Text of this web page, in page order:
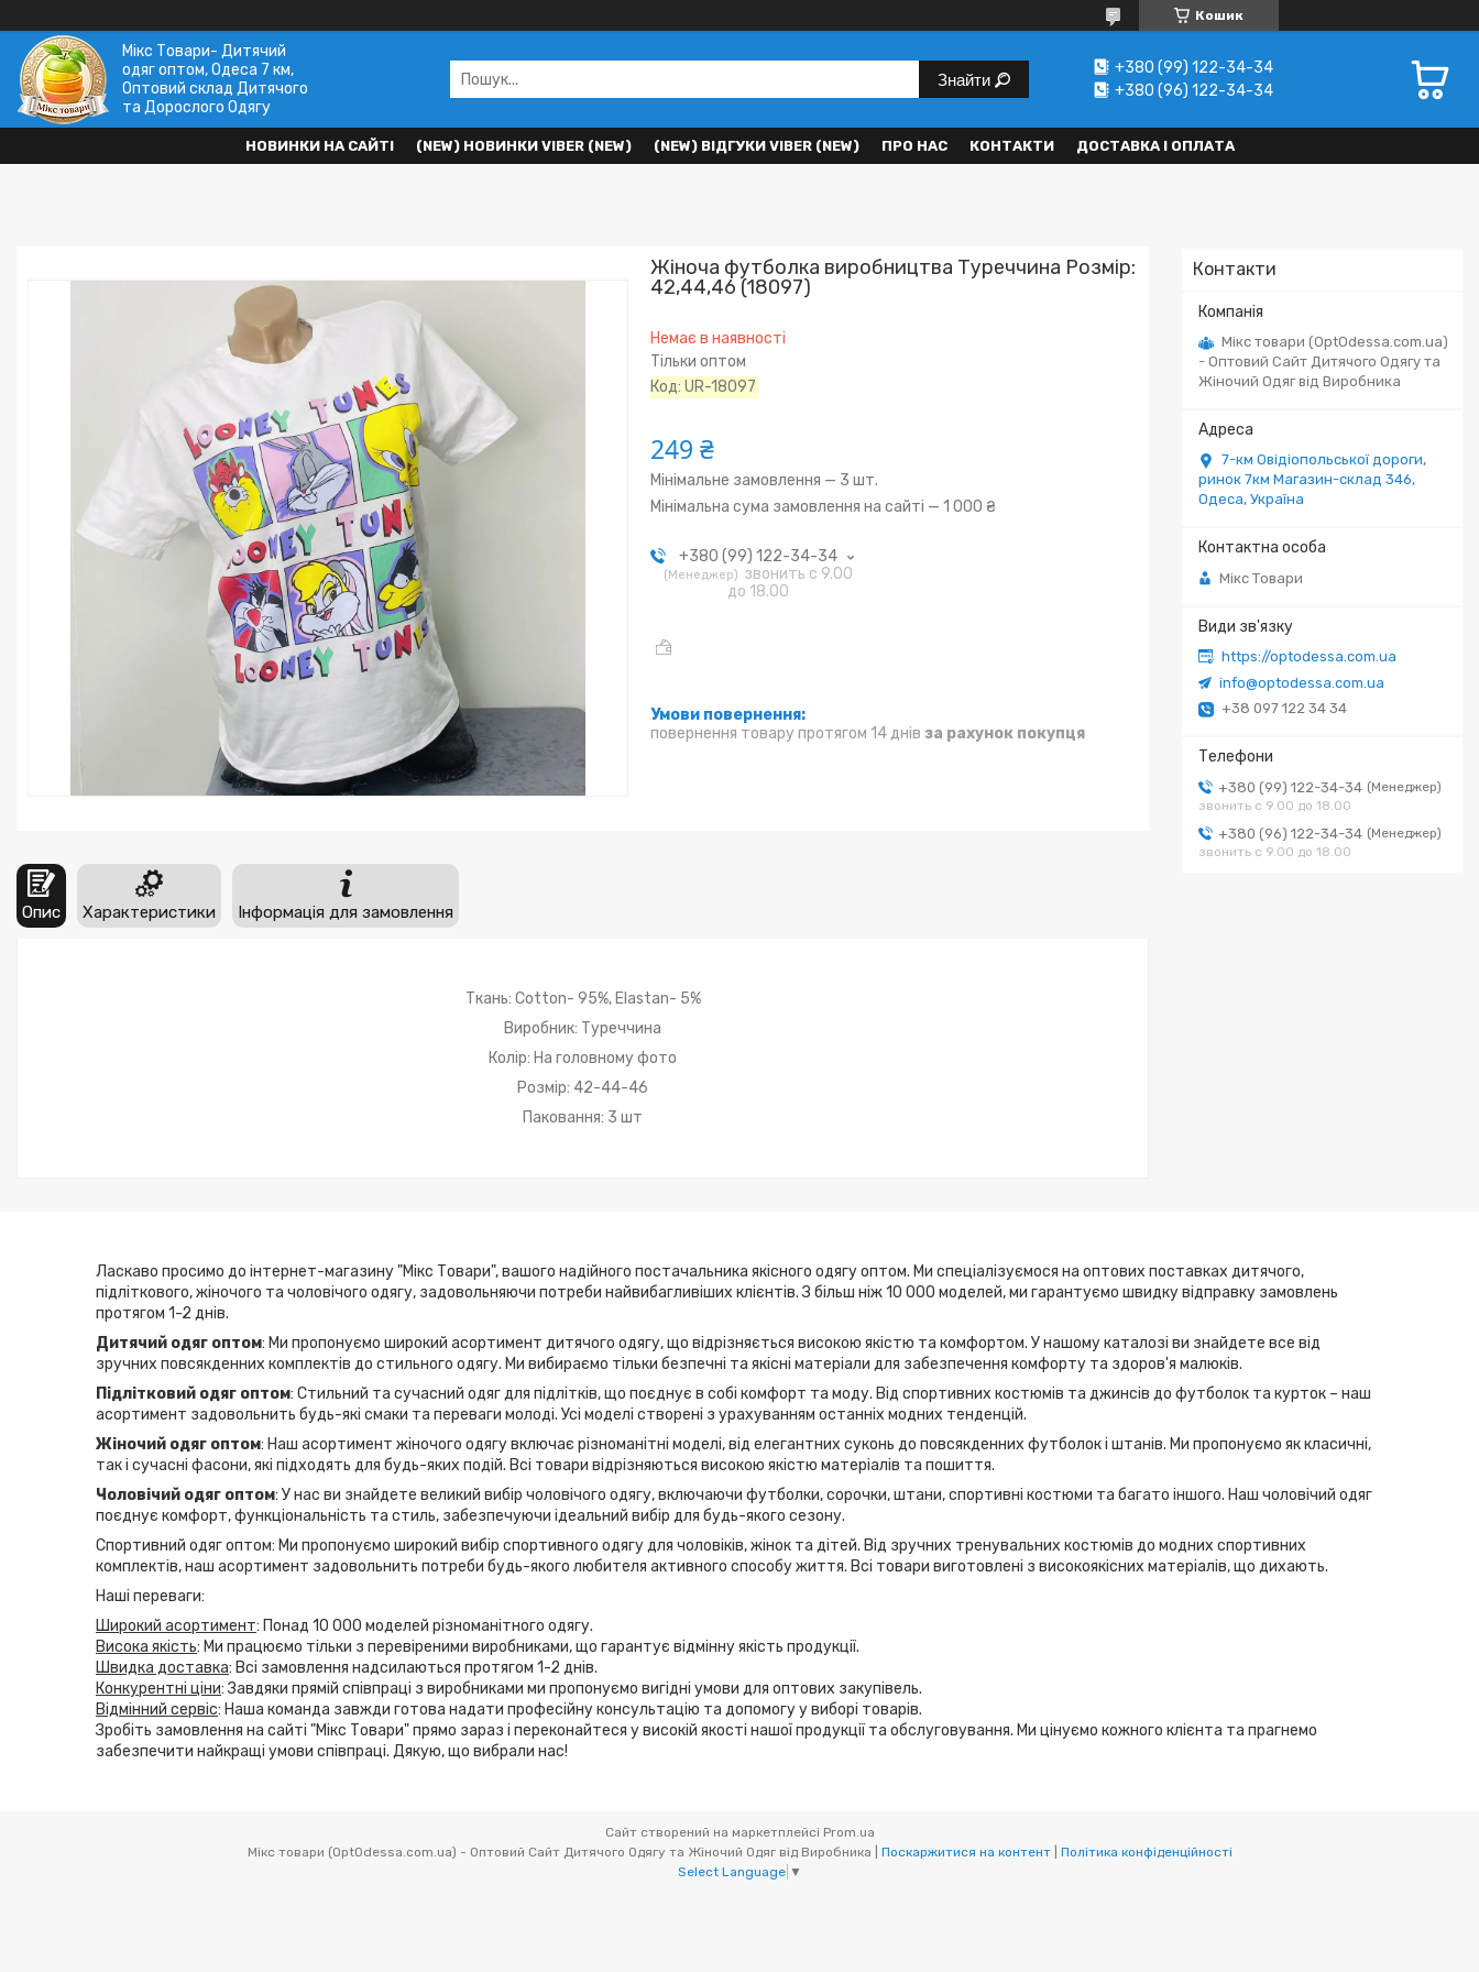
Кошик
Мікс Товари- Дитячий
одяг оптом, Одеса 7 км,
Оптовий склад Дитячого
та Дорослого Одягу
Знайти
+380 (99) 122-34-34
+380 (96) 122-34-34
НОВИНКИ НА САЙТІ (NEW) НОВИНКИ VIBER (NEW) (NEW) ВІДГУКИ VIBER (NEW) ПРО НАС КОНТАКТИ ДОСТАВКА І ОПЛАТА
Контакти
Мікс товари (OptOdessa.com.ua)
- Оптовий Сайт Дитячого Одягу та
Жіночий Одяг від Виробника
7-км Овідіопольської дороги,
ринок 7км Магазин-склад 346,
Одеса, Україна
Мікс Товари
https://optodessa.com.ua
info@optodessa.com.ua
+38 097 122 34 34
+380 (99) 122-34-34
Менеджер
звонить с 9.00 до 18.00
+380 (96) 122-34-34
Менеджер
звонить с 9.00 до 18.00
Жіноча футболка виробництва Туреччина Розмір:
42,44,46 (18097)
Немає в наявності
Тільки оптом
Код:UR-18097
249 ₴
Мінімальне замовлення — 3 шт.
Мінімальна сума замовлення на сайті — 1 000 ₴
+380 (99) 122-34-34
Менеджер
звонить с 9.00
до 18.00
повернення товару протягом 14 днів за рахунок покупця
Опис Характеристики Інформація для замовлення
Ткань: Cotton- 95%, Elastan- 5%
Виробник: Туреччина
Колір: На головному фото
Розмір: 42-44-46
Паковання: 3 шт
Ласкаво просимо до інтернет-магазину "Мікс Товари", вашого надійного постачальника якісного одягу оптом. Ми спеціалізуємося на оптових поставках дитячого,
підліткового, жіночого та чоловічого одягу, задовольняючи потреби найвибагливіших клієнтів. З більш ніж 10 000 моделей, ми гарантуємо швидку відправку замовлень
протягом 1-2 днів.
Дитячий одяг оптом: Ми пропонуємо широкий асортимент дитячого одягу, що відрізняється високою якістю та комфортом. У нашому каталозі ви знайдете все від
зручних повсякденних комплектів до стильного одягу. Ми вибираємо тільки безпечні та якісні матеріали для забезпечення комфорту та здоров'я малюків.
Підлітковий одяг оптом: Стильний та сучасний одяг для підлітків, що поєднує в собі комфорт та моду. Від спортивних костюмів та джинсів до футболок та курток – наш
асортимент задовольнить будь-які смаки та переваги молоді. Усі моделі створені з урахуванням останніх модних тенденцій.
Жіночий одяг оптом: Наш асортимент жіночого одягу включає різноманітні моделі, від елегантних суконь до повсякденних футболок і штанів. Ми пропонуємо як класичні,
так і сучасні фасони, які підходять для будь-яких подій. Всі товари відрізняються високою якістю матеріалів та пошиття.
Чоловічий одяг оптом: У нас ви знайдете великий вибір чоловічого одягу, включаючи футболки, сорочки, штани, спортивні костюми та багато іншого. Наш чоловічий одяг
поєднує комфорт, функціональність та стиль, забезпечуючи ідеальний вибір для будь-якого сезону.
Спортивний одяг оптом: Ми пропонуємо широкий вибір спортивного одягу для чоловіків, жінок та дітей. Від зручних тренувальних костюмів до модних спортивних
комплектів, наш асортимент задовольнить потреби будь-якого любителя активного способу життя. Всі товари виготовлені з високоякісних матеріалів, що дихають.
Наші переваги:
Широкий асортимент: Понад 10 000 моделей різноманітного одягу.
Висока якість: Ми працюємо тільки з перевіреними виробниками, що гарантує відмінну якість продукції.
Швидка доставка: Всі замовлення надсилаються протягом 1-2 днів.
Конкурентні ціни: Завдяки прямій співпраці з виробниками ми пропонуємо вигідні умови для оптових закупівель.
Відмінний сервіс: Наша команда завжди готова надати професійну консультацію та допомогу у виборі товарів.
Зробіть замовлення на сайті "Мікс Товари" прямо зараз і переконайтеся у високій якості нашої продукції та обслуговування. Ми цінуємо кожного клієнта та прагнемо
забезпечити найкращі умови співпраці. Дякую, що вибрали нас!
Сайт створений на маркетплейсі Prom.ua
Поскаржитися на контент
Політика конфіденційності
Select Language ▼